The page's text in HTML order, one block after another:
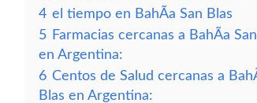
4 el tiempo en BahÃ­a San Blas
5 Farmacias cercanas a BahÃ­a
en Argentina:
6 Centos de Salud cercanas a
Blas en Argentina: